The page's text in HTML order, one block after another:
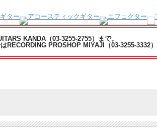
KANDA（03-3255-2755）まで。
RECORDING PROSHOP MIYAJI（03-3255-3332）